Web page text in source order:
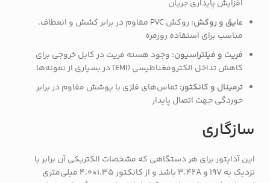
افزایش پایداری جریان
عایق و روکش:
روکش PVC مقاوم در برابر کشش و انعطاف،
مناسب برای استفاده روزمره
فریت و فیلتراسیون: وجود هسته فریت در کابل خروجی برای
کاهش تداخل الکترومغناطیسی (EMI) در بسیاری از نمونه‌ها
ترمینال و کانکتور:تماس‌های فلزی با پوشش مقاوم در برابر
خوردگی جهت اتصال پایدار
سازگاری
این آداپتور برای هر دستگاهی که مشخصات الکتریکی آن برابر یا
نزدیک به 19V و 3.42A باشد و از کانکتور 1.35×4.0 میلی‌متری